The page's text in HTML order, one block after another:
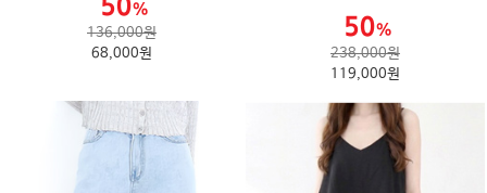
136,000원
68,000원
238,000원
119,000원